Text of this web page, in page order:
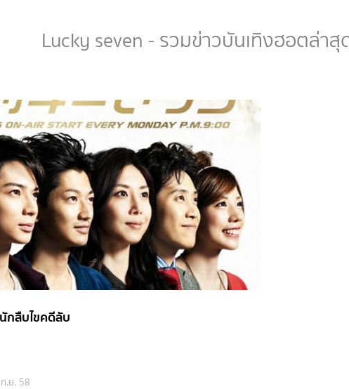
Lucky seven - รวมข่าวบันเทิงฮอตล่า
กสืบไขคดีลับ
.ย. 58